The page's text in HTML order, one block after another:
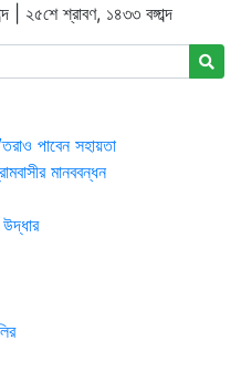
| ২৫শে শ্রাবণ, ১৪৩৩ বঙ্গাব্দ
পাবেন সহায়তা
মানববন্ধন